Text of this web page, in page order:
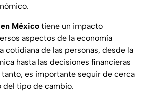
México tiene un impacto
aspectos de la economía
cotidiana de las personas, desde la
hasta las decisiones financieras
tanto, es importante seguir de cerca
del tipo de cambio.